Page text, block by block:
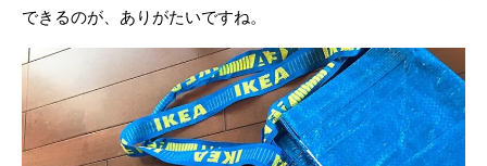
できるのが、ありがたいですね。